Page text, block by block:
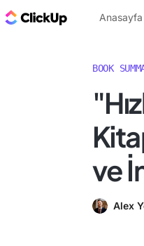
ClickUp Blog
Anasayfa
BOOK
ve
Alex